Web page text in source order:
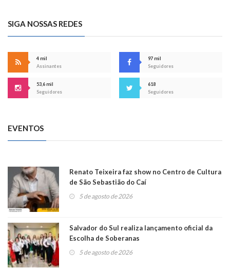
SIGA NOSSAS REDES
4 mil
Assinantes
97 mil
Seguidores
53,6 mil
Seguidores
618
Seguidores
EVENTOS
Renato Teixeira faz show no Centro de Cultura
de São Sebastião do Caí
5 de agosto de 2026
Salvador do Sul realiza lançamento oficial da
Escolha de Soberanas
5 de agosto de 2026